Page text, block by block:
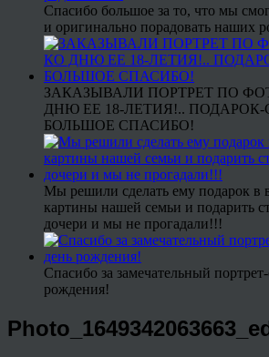
Спасибо большое за то, что мы
и оригинально порадовать наших
ЗАКАЗЫВАЛИ ПОРТРЕТ ПО
ДНЮ ЕЕ 18-ЛЕТИЯ!.. ПОДАРОК-
БОЛЬШОЕ СПАСИБО!
Мы решили сделать ему подарок в
картины нашей семьи и подарить
дочери и мы не прогадали!!!
Спасибо за замечательный
рождения!